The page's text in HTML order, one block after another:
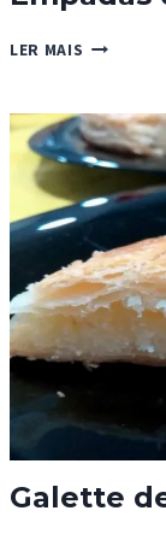
LER MAIS EMPADAS
BY
BDJ
Galette